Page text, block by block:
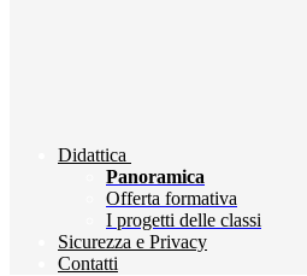
Didattica
Panoramica
Offerta formativa
I progetti delle classi
Sicurezza e Privacy
Contatti